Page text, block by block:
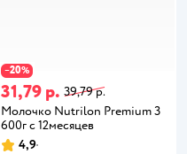
−20%
31,79 р. 39,79 р.
Молочко Nutrilon Premium 3
600г с 12месяцев
4,9